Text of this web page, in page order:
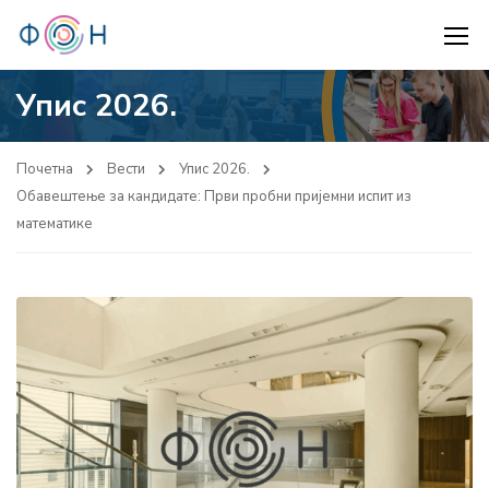
Упис 2026.
Почетна Вести
Упис 2026.
Обавештење за кандидате: Први пробни пријемни испит из
математике